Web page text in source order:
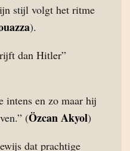
stijl volgt het ritme
).
dan Hitler”
intens en zo maar hij
(Özcan Akyol)
dat prachtige